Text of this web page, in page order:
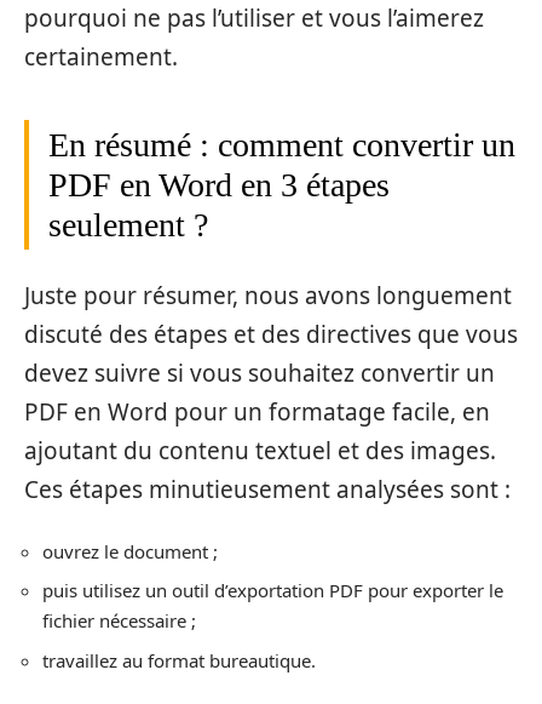
pourquoi ne pas l’utiliser et vous l’aimerez
certainement.
En résumé : comment convertir un
PDF en Word en 3 étapes
seulement ?
Juste pour résumer, nous avons longuement
discuté des étapes et des directives que vous
devez suivre si vous souhaitez convertir un
PDF en Word pour un formatage facile, en
ajoutant du contenu textuel et des images.
Ces étapes minutieusement analysées sont :
ouvrez le document ;
puis utilisez un outil d’exportation PDF pour exporter le
fichier nécessaire ;
travaillez au format bureautique.